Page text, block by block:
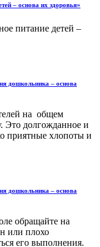
– основа их здоровья»
питание детей –
дошкольника – основа
на общем
Это долгожданное и
приятные хлопоты и
дошкольника – основа
обращайте на
или плохо
его выполнения.